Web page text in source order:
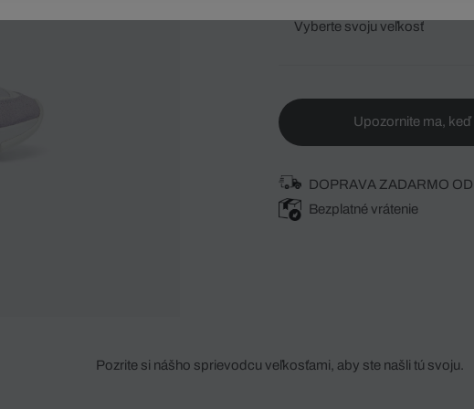
Vyberte svoju veľkosť
Upozornite ma,
DOPRAVA ZADARMO
Bezplatné vrátenie
Pozrite si nášho sprievodcu veľkosťami, aby ste našli tú svoju.